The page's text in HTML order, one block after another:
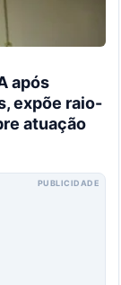
após
expõe raio-
atuação
PUBLICIDADE